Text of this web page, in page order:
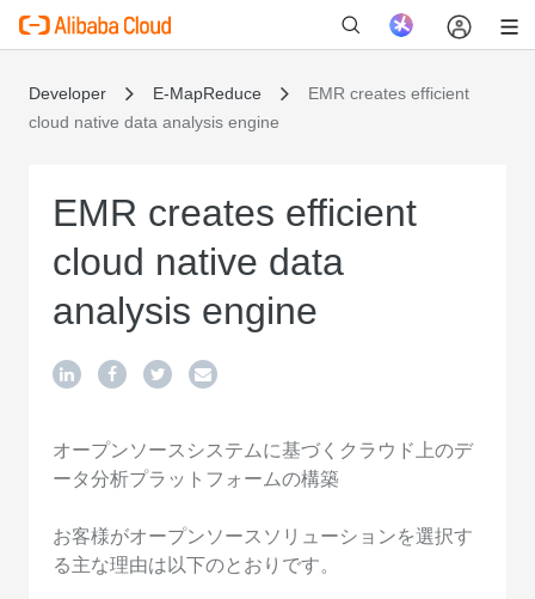
Developer E-MapReduce
EMR creates efficient
cloud native data analysis engine
EMR creates efficient
cloud native data
analysis engine
オープンソースシステムに基づくクラウド上のデ
ータ分析プラットフォームの構築
お客様がオープンソースソリューションを選択す
る主な理由は以下のとおりです。